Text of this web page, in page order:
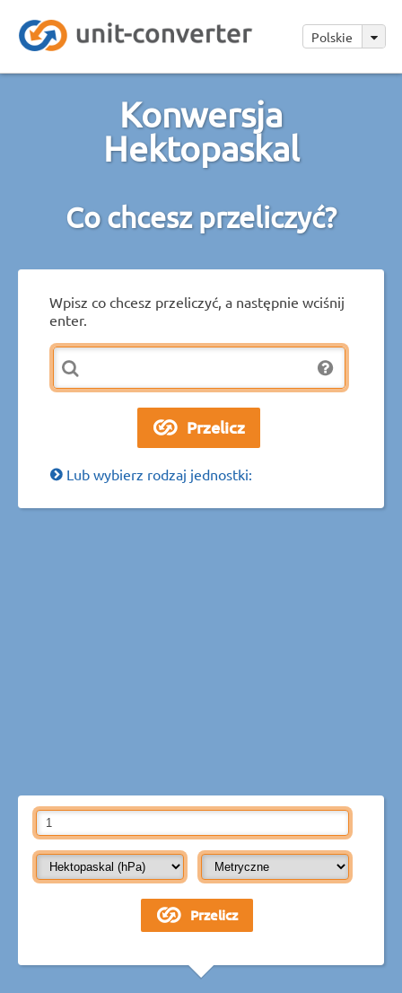
Polskie
Konwersja
Hektopaskal
Co chcesz przeliczyć?
Wpisz co chcesz przeliczyć, a następnie wciśnij
enter.
Lub wybierz rodzaj jednostki: